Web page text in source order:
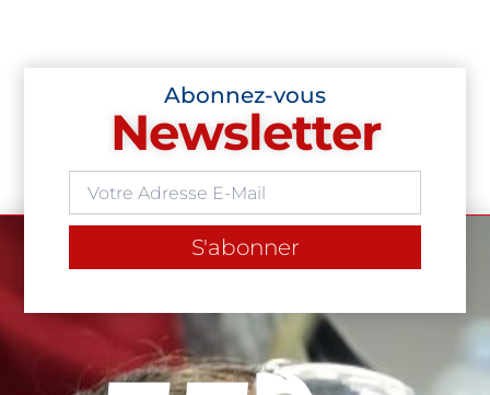
Abonnez-vous
Newsletter
S'abonner